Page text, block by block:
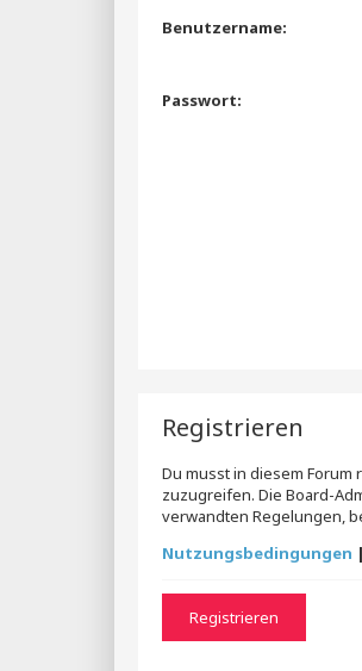
Benutzername:
Passwort:
Registrieren
Du musst in diesem
zuzugreifen. Die Board-
verwandten Regelungen,
Nutzungsbedingungen |
Registrieren